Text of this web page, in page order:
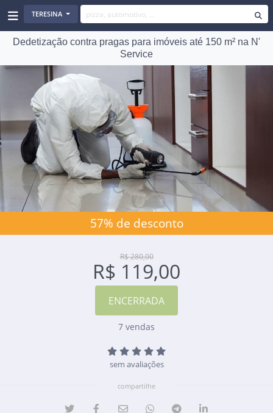
TERESINA
Dedetização contra pragas para imóveis até 150 m² na N'
Service
57% de desconto
R$ 280,00
R$ 119,00
7 vendas
sem avaliações
compartilhe